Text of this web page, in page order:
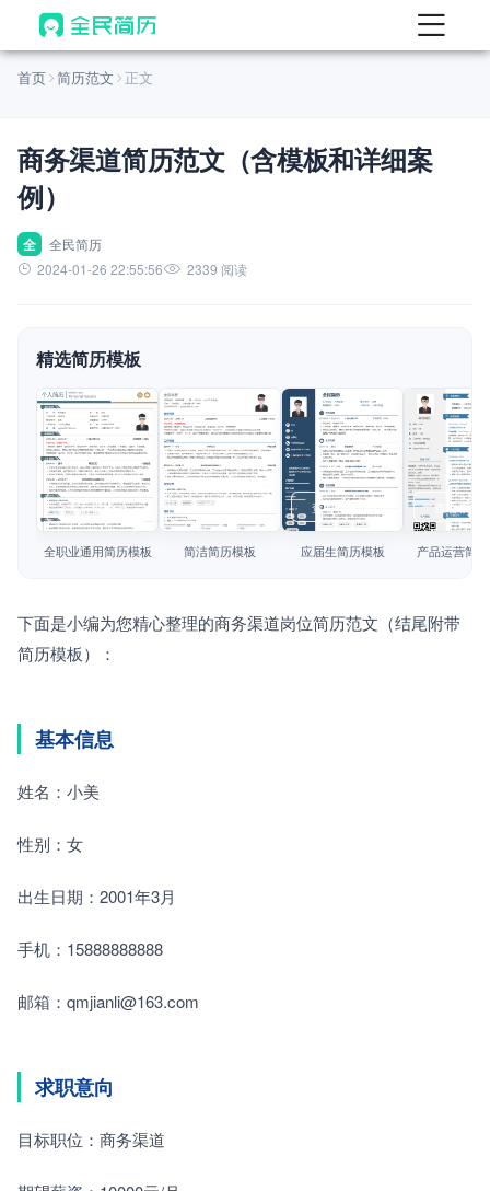
首页
AI 生成简历
AI 翻译简历
AI 诊断简历
面试自我介绍
AI 职场工具 New
简历模板
简历教程
首页 简历范文 正文
商务渠道简历范文（含模板和详细案
例）
全
全民简历
2024-01-26 22:55:56
2339 阅读
精选简历模板
查看模板
全职业通用简历模板
查看模板
简洁简历模板
查看模板
应届生简历模板
查看模板
产品运营简
下面是小编为您精心整理的商务渠道岗位简历范文（结尾附带
简历模板）：
基本信息
姓名：小美
性别：女
出生日期：2001年3月
手机：15888888888
邮箱：qmjianli@163.com
求职意向
目标职位：商务渠道